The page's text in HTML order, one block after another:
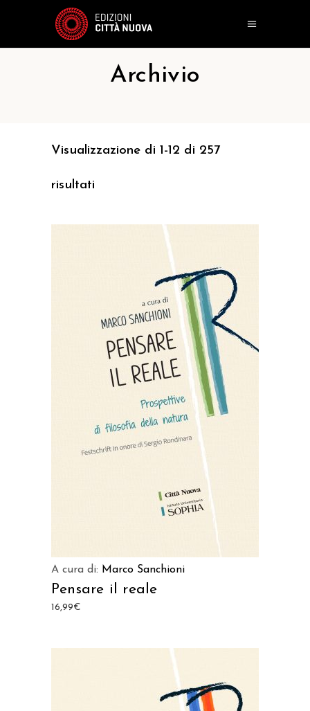
Archivio
Visualizzazione di 1-12 di 257
risultati
AGGIUNGI AL CARRELLO
A cura di: Marco Sanchioni
Pensare il reale
16,99€